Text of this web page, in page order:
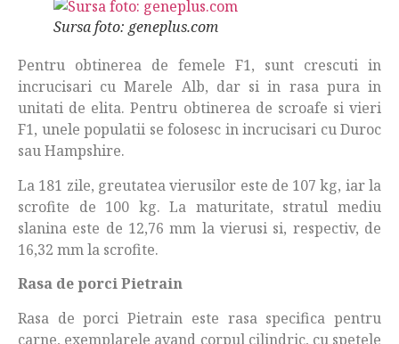
Sursa foto: geneplus.com
Pentru obtinerea de femele F1, sunt crescuti in
incrucisari cu Marele Alb, dar si in rasa pura in
unitati de elita. Pentru obtinerea de scroafe si vieri
F1, unele populatii se folosesc in incrucisari cu Duroc
sau Hampshire.
La 181 zile, greutatea vierusilor este de 107 kg, iar la
scrofite de 100 kg. La maturitate, stratul mediu
slanina este de 12,76 mm la vierusi si, respectiv, de
16,32 mm la scrofite.
Rasa de porci Pietrain
Rasa de porci Pietrain este rasa specifica pentru
carne, exemplarele avand corpul cilindric, cu spetele